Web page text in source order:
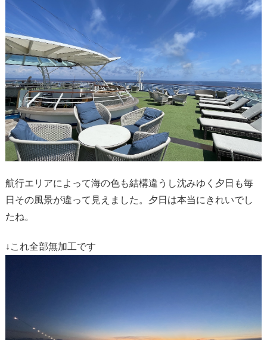
航行エリアによって海の色も結構違うし沈みゆく夕日も毎
日その風景が違って見えました。夕日は本当にきれいでし
たね。
↓これ全部無加工です